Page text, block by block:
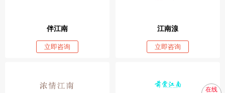
伴江南
立即咨询
江南湶
立即咨询
在线